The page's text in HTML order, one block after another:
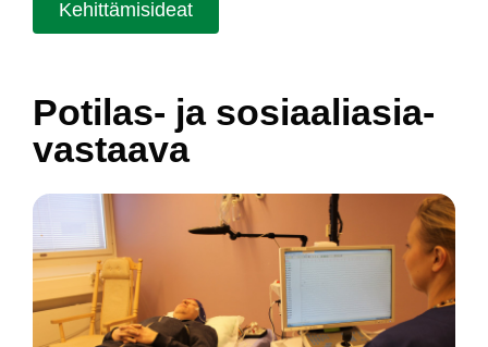
Ke­hit­tä­mi­si­deat
Po­ti­las- ja so­siaa­lia­sia­
vas­taa­va